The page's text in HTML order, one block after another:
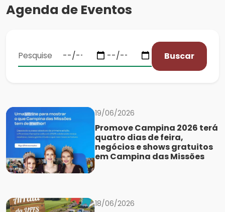
Agenda de Eventos
Buscar
19/06/2026
Promove Campina 2026 terá
quatro dias de feira,
negócios e shows gratuitos
em Campina das Missões
18/06/2026